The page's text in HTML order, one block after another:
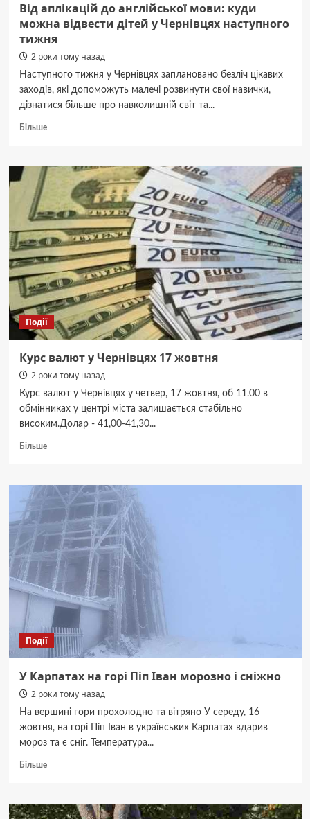
Від аплікацій до англійської мови: куди
можна відвести дітей у Чернівцях наступного
тижня
2 роки тому назад
Наступного тижня у Чернівцях заплановано безліч цікавих
заходів, які допоможуть малечі розвинути свої навички,
дізнатися більше про навколишній світ та...
БільшеДокладніше
аплікацій
до
англійської
мови:
куди
можна
відвести
дітей
Чернівцях
наступного
тижня
Події
Курс валют у Чернівцях 17 жовтня
2 роки тому назад
Курс валют у Чернівцях у четвер, 17 жовтня, об 11.00 в
обмінниках у центрі міста залишається стабільно
високим.Долар - 41,00-41,30...
БільшеДокладніше
валют
Чернівцях
17
жовтня
Події
У Карпатах на горі Піп Іван морозно і сніжно
2 роки тому назад
На вершині гори прохолодно та вітряно У середу, 16
жовтня, на горі Піп Іван в українських Карпатах вдарив
мороз та є сніг. Температура...
БільшеДокладніше
Карпатах
на